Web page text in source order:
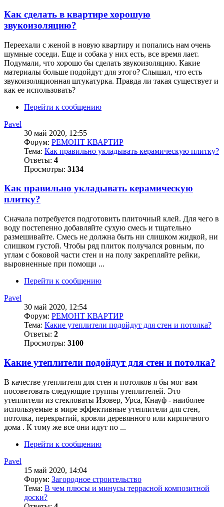
Как сделать в квартире хорошую
звукоизоляцию?
Переехали с женой в новую квартиру и попались нам очень
шумные соседи. Еще и собака у них есть, все время лает.
Подумали, что хорошо бы сделать звукоизоляцию. Какие
материалы больше подойдут для этого? Слышал, что есть
звукоизоляционная штукатурка. Правда ли такая существует и
как ее использовать?
Перейти к сообщению
Pavel
30 май 2020, 12:55
Форум: РЕМОНТ КВАРТИР
Тема: Как правильно укладывать керамическую плитку?
Ответы: 4
Просмотры: 3134
Как правильно укладывать керамическую
плитку?
Сначала потребуется подготовить плиточный клей. Для чего в
воду постепенно добавляйте сухую смесь и тщательно
размешивайте. Смесь не должна быть ни слишком жидкой, ни
слишком густой. Чтобы ряд плиток получался ровным, по
углам с боковой части стен и на полу закрепляйте рейки,
выровненные при помощи ...
Перейти к сообщению
Pavel
30 май 2020, 12:54
Форум: РЕМОНТ КВАРТИР
Тема: Какие утеплители подойдут для стен и потолка?
Ответы: 2
Просмотры: 3100
Какие утеплители подойдут для стен и потолка?
В качестве утеплителя для стен и потолков я бы мог вам
посоветовать следующие группы утеплителей. Это
утеплители из стекловаты Изовер, Урса, Кнауф - наиболее
используемые в мире эффективные утеплители для стен,
потолка, перекрытий, кровли деревянного или кирпичного
дома . К тому же все они идут по ...
Перейти к сообщению
Pavel
15 май 2020, 14:04
Форум: Загородное строительство
Тема: В чем плюсы и минусы террасной композитной
доски?